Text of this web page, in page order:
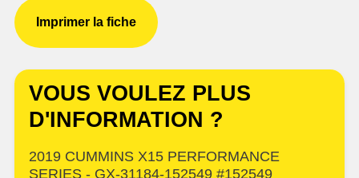
Imprimer la fiche
VOUS VOULEZ PLUS
D'INFORMATION ?
2019 CUMMINS X15 PERFORMANCE
SERIES - GX-31184-152549 #152549